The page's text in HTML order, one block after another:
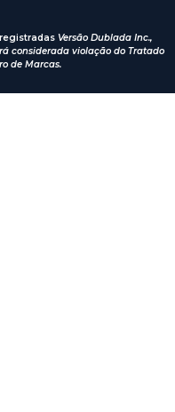
Versão Dublada Inc.,
considerada violação do Tratado
de Marcas.